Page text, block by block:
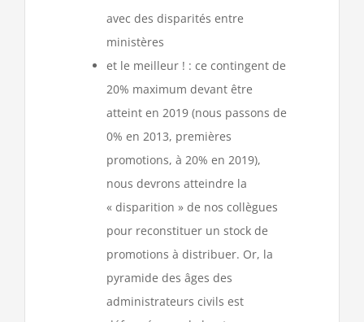
avec des disparités entre
ministères
et le meilleur ! : ce contingent de
20% maximum devant être
atteint en 2019 (nous passons de
0% en 2013, premières
promotions, à 20% en 2019),
nous devrons atteindre la
« disparition » de nos collègues
pour reconstituer un stock de
promotions à distribuer. Or, la
pyramide des âges des
administrateurs civils est